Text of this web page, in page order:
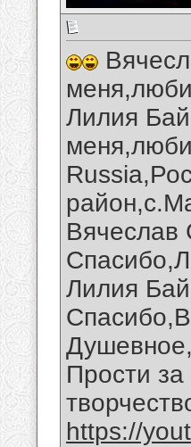
Лилия
Вячеслав
Лилия
Прости
https://